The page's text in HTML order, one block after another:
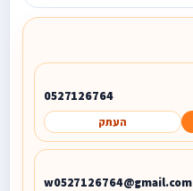
0527126764
העתק
w0527126764@gmail.com